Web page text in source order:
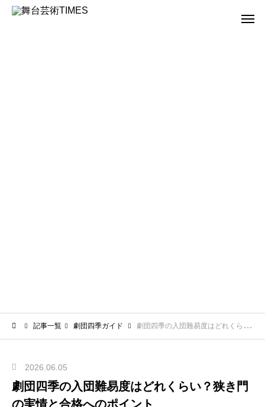
記事一覧 劇団四季ガイド 劇団四季の入団難易度はどれくらい？狭き門の実情と合格へのポイント
2026.06.05
劇団四季の入団難易度はどれくらい？狭き門
の実情と合格へのポイント